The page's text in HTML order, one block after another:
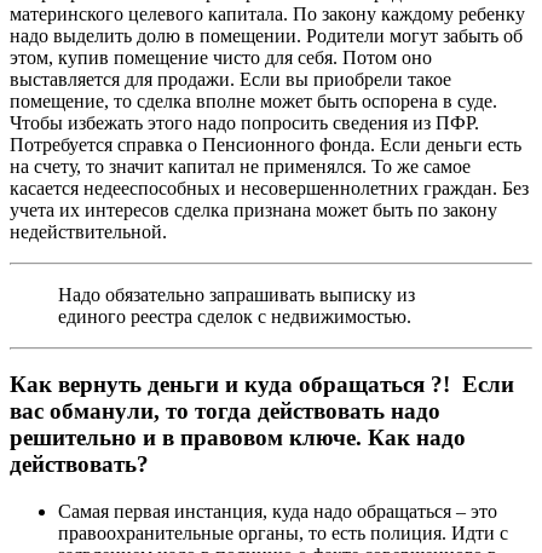
материнского целевого капитала. По закону каждому ребенку
надо выделить долю в помещении. Родители могут забыть об
этом, купив помещение чисто для себя. Потом оно
выставляется для продажи. Если вы приобрели такое
помещение, то сделка вполне может быть оспорена в суде.
Чтобы избежать этого надо попросить сведения из ПФР.
Потребуется справка о Пенсионного фонда. Если деньги есть
на счету, то значит капитал не применялся. То же самое
касается недееспособных и несовершеннолетних граждан. Без
учета их интересов сделка признана может быть по закону
недействительной.
Надо обязательно запрашивать выписку из
единого реестра сделок с недвижимостью.
Как вернуть деньги и куда обращаться ?! Если
вас обманули, то тогда действовать надо
решительно и в правовом ключе. Как надо
действовать?
Самая первая инстанция, куда надо обращаться – это
правоохранительные органы, то есть полиция. Идти с